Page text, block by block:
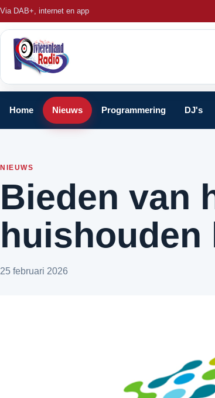
Via DAB+, internet en app
Home Nieuws Programmering DJ's
NIEUWS
Bieden van
huishouden
25 februari 2026